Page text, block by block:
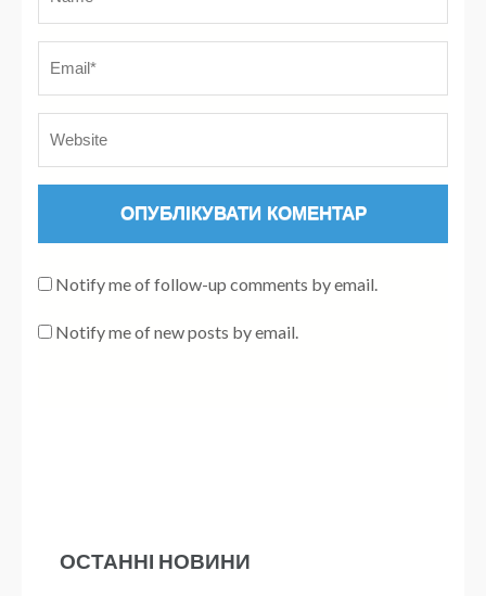
Notify me of follow-up comments by email.
Notify me of new posts by email.
ОСТАННІ НОВИНИ